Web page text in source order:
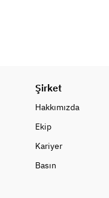
Şirket
Hakkımızda
Ekip
Kariyer
Basın